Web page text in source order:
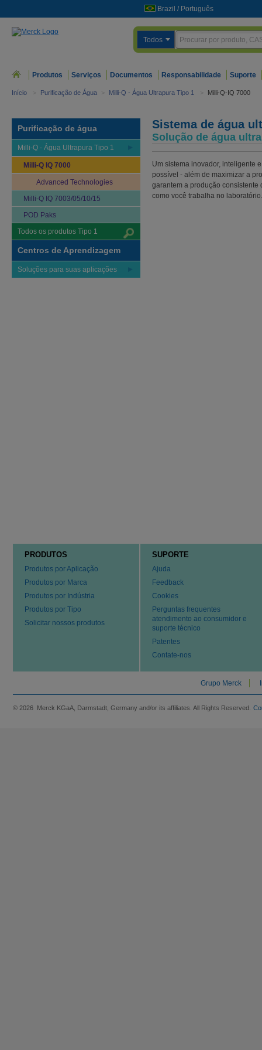
Brazil / Português
Todos
Produtos Serviços Documentos Responsabilidade Suporte
Início > Purificação de Água > Milli-Q - Água Ultrapura Tipo 1 > Milli-Q-IQ 7000
Purificação de água
Milli-Q - Água Ultrapura Tipo 1
Milli-Q IQ 7000
Advanced Technologies
Milli-Q IQ 7003/05/10/15
POD Paks
Todos os produtos Tipo 1
Centros de Aprendizagem
Soluções para suas aplicações
Sistema de água
Solução de água
Um sistema inovador, inteligente
possível - além de maximizar a
garantem a produção
como você trabalha no laboratório.
PRODUTOS
Produtos por Aplicação
Produtos por Marca
Produtos por Indústria
Produtos por Tipo
Solicitar nossos produtos
SUPORTE
Ajuda
Feedback
Cookies
Perguntas frequentes
atendimento ao consumidor e
suporte técnico
Patentes
Contate-nos
Grupo Merck
© 2026 Merck KGaA, Darmstadt, Germany and/or its affiliates. All Rights Reserved.